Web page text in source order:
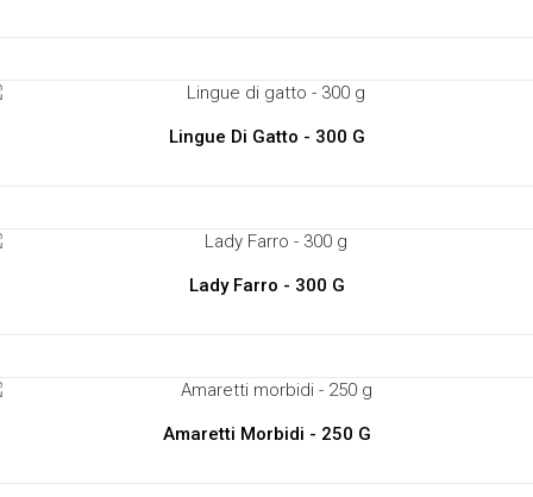
Lingue Di Gatto - 300 G
Lady Farro - 300 G
Amaretti Morbidi - 250 G